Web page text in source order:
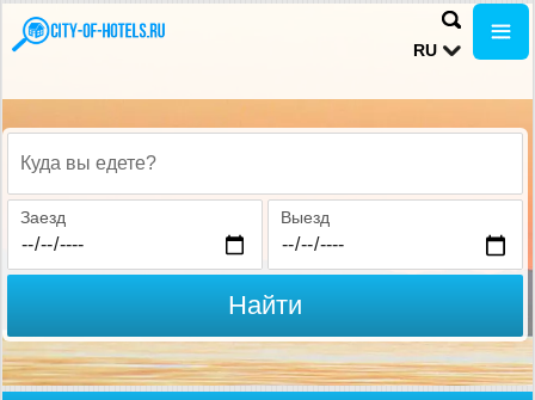
RU
Куда вы едете?
Заезд Выезд
Найти